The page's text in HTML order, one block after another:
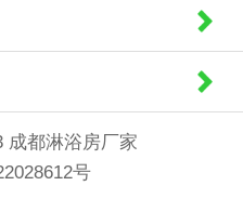
成都淋浴房厂家
号